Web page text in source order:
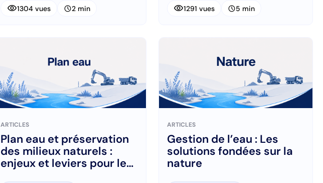
visibility1304 vues schedule2 min visibility1291 vues schedule5 min
ARTICLES
Plan eau et préservation
des milieux naturels :
enjeux et leviers pour les
ARTICLES
Gestion de l’eau : Les
solutions fondées sur la
nature